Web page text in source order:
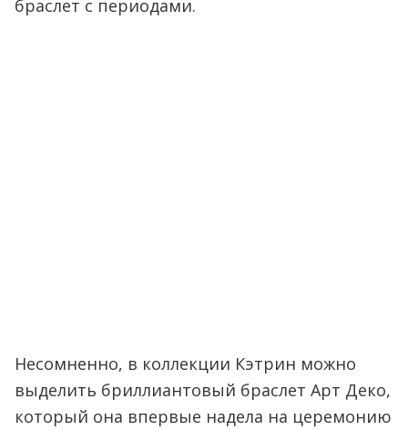
браслет с периодами.
Несомненно, в коллекции Кэтрин можно
выделить бриллиантовый браслет Арт Деко,
который она впервые надела на церемонию